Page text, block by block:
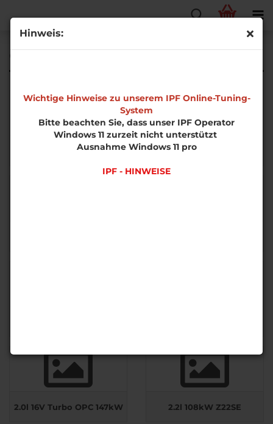
Hinweis:
Wichtige Hinweise zu unserem IPF Online-Tuning-
System
Bitte beachten Sie, dass unser IPF Operator
Windows 11 zurzeit nicht unterstützt
Ausnahme Windows 11 pro
IPF - HINWEISE
CC/Fließheck
1.6l 55/62kW / 1.7l TD 50kW
/ 1.7l DTI 55kW / 1.8l 16V
DTI 74kW / 2.2l DTI 92kW
1.6l 74kW X16XEL
2.0l 16V Turbo OPC 147kW 2.2l 108kW Z22SE